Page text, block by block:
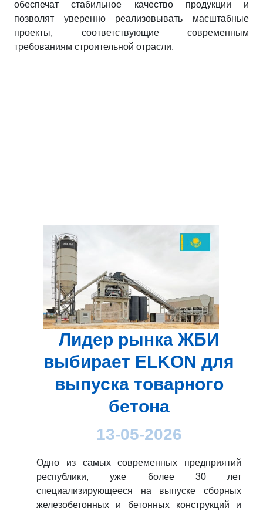
обеспечат стабильное качество продукции и
позволят уверенно реализовывать масштабные
проекты, соответствующие современным
требованиям строительной отрасли.
Лидер рынка ЖБИ
выбирает ELKON для
выпуска товарного
бетона
13-05-2026
Одно из самых современных предприятий
республики, уже более 30 лет
специализирующееся на выпуске сборных
железобетонных и бетонных конструкций и